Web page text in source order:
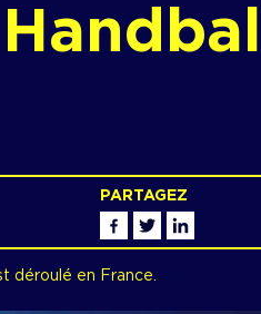
PARTAGEZ
Facebook
déroulé en France.